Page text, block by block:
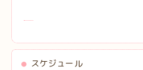
スケジュール